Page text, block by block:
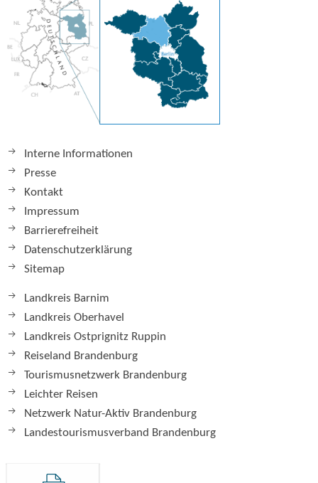
Interne Informationen
Presse
Kontakt
Impressum
Barrierefreiheit
Datenschutzerklärung
Sitemap
Landkreis Barnim
Landkreis Oberhavel
Landkreis Ostprignitz Ruppin
Reiseland Brandenburg
Tourismusnetzwerk Brandenburg
Leichter Reisen
Netzwerk Natur-Aktiv Brandenburg
Landestourismusverband Brandenburg